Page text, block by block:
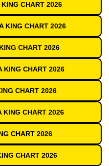
CHART 2026
KING CHART 2026
CHART 2026
KING CHART 2026
CHART 2026
KING CHART 2026
CHART 2026
CHART 2026